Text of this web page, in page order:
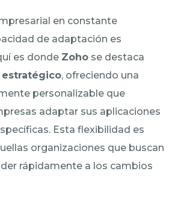
en constante
de adaptación es
es donde Zoho se destaca
estratégico, ofreciendo una
personalizable que
adaptar sus aplicaciones
Esta flexibilidad es
organizaciones que buscan
rápidamente a los cambios